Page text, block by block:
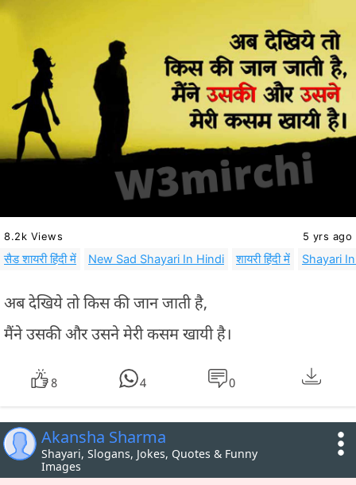
8.2k Views 5 yrs ago
सैड शायरी हिंदी में New Sad Shayari In Hindi शायरी हिंदी में Shayari
अब देखिये तो किस की जान जाती है,
मैंने उसकी और उसने मेरी कसम खायी है।
8 4 0
Akansha Sharma
Shayari, Slogans, Jokes, Quotes & Funny
Images